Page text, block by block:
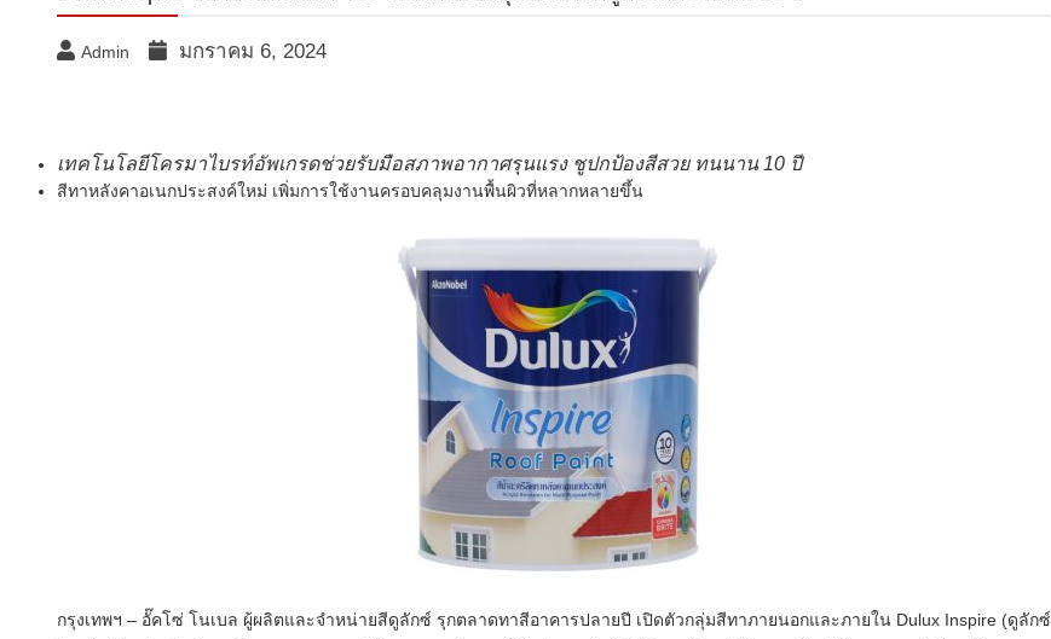
Admin มกราคม 6, 2024
เทคโนโลยีโครมาไบรท์อัพเกรดช่วยรับมือสภาพอากาศรุนแรง ชูปกป้องสีสวย ทนนาน 10 ปี
สีทาหลังคาอเนกประสงค์ใหม่ เพิ่มการใช้งานครอบคลุมงานพื้นผิวที่หลากหลายขึ้น
กรุงเทพฯ – อั๊คโซ่ โนเบล ผู้ผลิตและจำหน่ายสีดูลักซ์ รุกตลาดทาสีอาคารปลายปี เปิดตัวกลุ่มสีทาภายนอกและภายใน Dulux Inspire (ดูลักซ์